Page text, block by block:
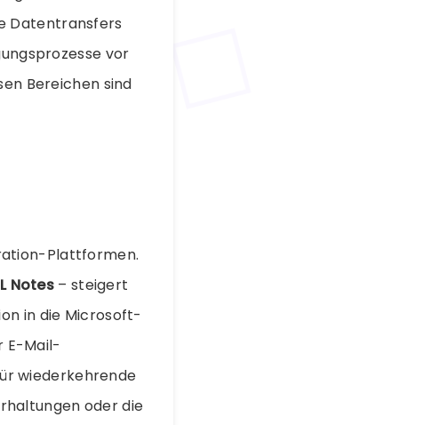
Datentransfers
vor
Bereichen sind
Plattformen.
Notes – steigert
in die Microsoft-
E-Mail-
wiederkehrende
oder die